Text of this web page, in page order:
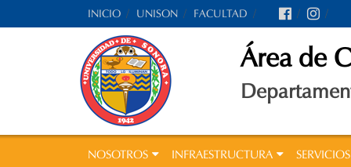
to
INICIO UNISON FACULTAD
Área de
NOSOTROS INFRAESTRUCTURA SERVICIOS